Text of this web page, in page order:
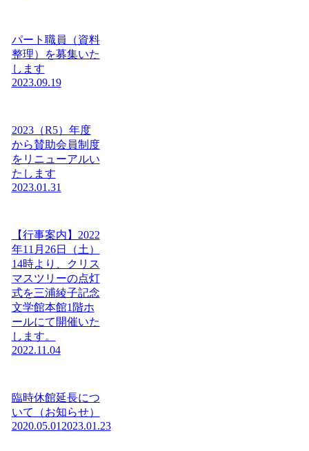
パート職員（資料
整理）を募集いた
します
2023.09.19
2023（R5）年度
から賛助会員制度
をリニューアルい
たします
2023.01.31
【行事案内】2022
年11月26日（土）
14時より、クリス
マスツリーの点灯
式を三浦綾子記念
文学館本館1階ホ
ールにて開催いた
します。
2022.11.04
臨時休館延長につ
いて（お知らせ）
2020.05.01 2023.01.23